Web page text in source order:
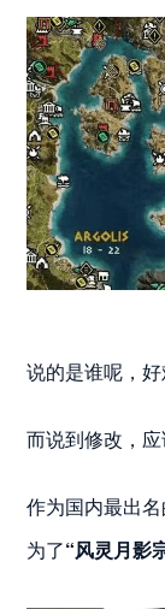
说的是谁呢，
而说到修改，应
作为国内最出
为了“风灵月影